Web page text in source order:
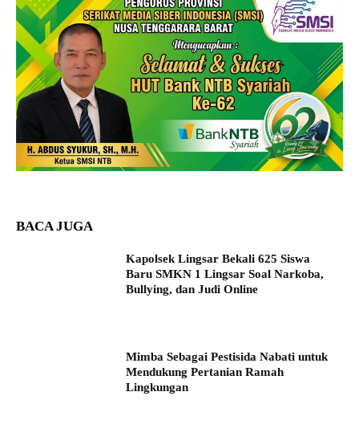
BACA JUGA
Kapolsek Lingsar Bekali 625 Siswa
Baru SMKN 1 Lingsar Soal Narkoba,
Bullying, dan Judi Online
Mimba Sebagai Pestisida Nabati untuk
Mendukung Pertanian Ramah
Lingkungan